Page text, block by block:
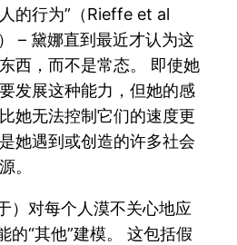
的行为”（Rieffe et al
– 黛娜直到最近才认为这
西，而不是常态。 即使她
发展这种能力，但她的感
她无法控制它们的速度更
她遇到或创造的许多社会
。
）对每个人漠不关心地应
的“其他”建模。 这包括假